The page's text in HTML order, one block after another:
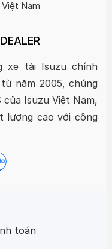
xe tải Isuzu chính
năm 2005, chúng
Isuzu Việt Nam,
lượng cao với công
toán